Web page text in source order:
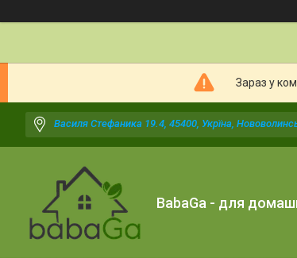
Зараз у
Василя Стефаника 19.4, 45400, Укрїна,
BabaGa - для